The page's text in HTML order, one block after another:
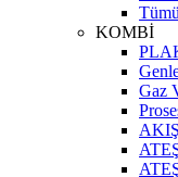
KOMBİ
Gaz